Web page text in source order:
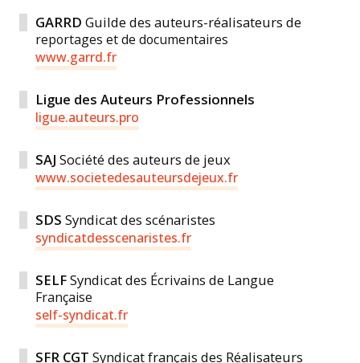
GARRD Guilde des auteurs-réalisateurs de
reportages et de documentaires
www.garrd.fr
Ligue des Auteurs Professionnels
ligue.auteurs.pro
SAJ Société des auteurs de jeux
www.societedesauteursdejeux.fr
SDS Syndicat des scénaristes
syndicatdesscenaristes.fr
SELFSyndicat des Écrivains de Langue
Française
self-syndicat.fr
SFR CGT Syndicat français des Réalisateurs